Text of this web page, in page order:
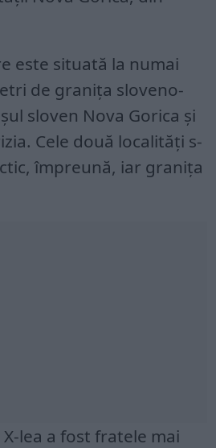
este situată la numai
de granița sloveno-
sloven Nova Gorica și
Cele două localități s-
împreună, iar granița
X-lea a fost fratele mai